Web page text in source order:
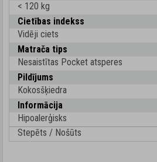
< 120 kg
Cietības indekss
Vidēji ciets
Matrača tips
Nesaistītas Pocket atsperes
Pildījums
Kokosšķiedra
Informācija
Hipoalerģisks
Stepēts / Nošūts